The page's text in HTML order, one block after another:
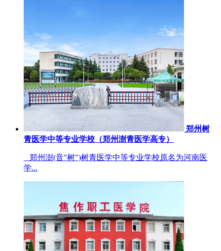
郑州树
青医学中等专业学校（郑州澍青医学高专）
郑州澍(音"树")树青医学中等专业学校原名为河南医
学...